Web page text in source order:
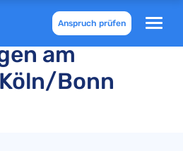
Anspruch prüfen
und
am
Bonn